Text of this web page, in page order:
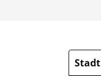
Stadt